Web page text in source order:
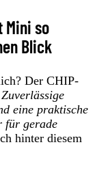
Mini so
Blick
Der CHIP-
eine praktische
für gerade
hinter diesem